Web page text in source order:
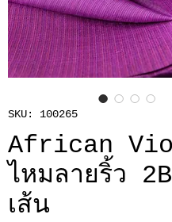
SKU: 100265
African
ไหมลายริ้ว
เส้น